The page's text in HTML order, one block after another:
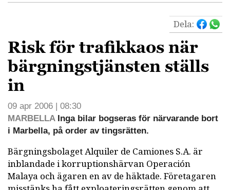
Dela:
Risk för trafikkaos när
bärgningstjänsten ställs
in
09 apr 2006 | 08:30
MARBELLAInga bilar bogseras för närvarande bort
i Marbella, på order av tingsrätten.
Bärgningsbolaget Alquiler de Camiones S.A. är
inblandade i korruptionshärvan Operación
Malaya och ägaren en av de häktade. Företagaren